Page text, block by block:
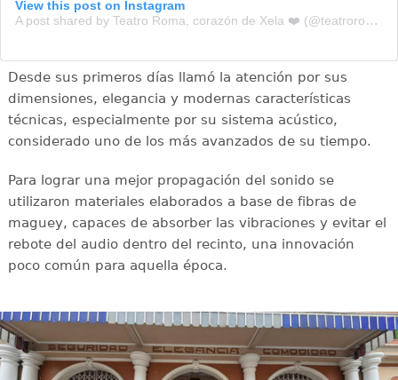
View this post on Instagram
A post shared by Teatro Roma, corazón de Xela ❤️ (@teatroroma.xela)
Desde sus primeros días llamó la atención por sus
dimensiones, elegancia y modernas características
técnicas, especialmente por su sistema acústico,
considerado uno de los más avanzados de su tiempo.
Para lograr una mejor propagación del sonido se
utilizaron materiales elaborados a base de fibras de
maguey, capaces de absorber las vibraciones y evitar el
rebote del audio dentro del recinto, una innovación
poco común para aquella época.